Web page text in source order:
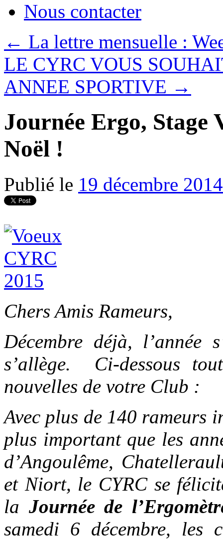
Nous contacter
← La lettre mensuelle :
LE CYRC VOUS
ANNEE SPORTIVE →
Journée Ergo, Stage
Noël !
Publié le 19 décembre 2014
Chers Amis Rameurs,
Décembre déjà, l’année
s’allège. Ci-dessous
nouvelles de votre Club :
Avec plus de 140 rameurs
plus important que les
d’Angoulême,
et Niort, le CYRC se
la Journée de
samedi 6 décembre, les